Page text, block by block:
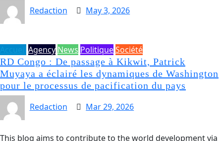
Redaction
May 3, 2026
Agency News PolitiqueSociété
RD Congo : De passage à Kikwit, Patrick
Muyaya a éclairé les dynamiques de Washington
pour le processus de pacification du pays
Redaction
Mar 29, 2026
This blog aims to contribute to the world development via